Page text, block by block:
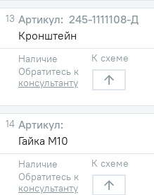
13
245-1111108-Д
Кронштейн
Наличие
Обратитесь к
консультанту
К схеме
14
Гайка М10
Наличие
Обратитесь к
консультанту
К схеме